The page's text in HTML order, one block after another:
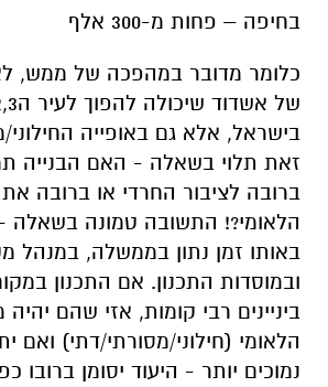
בחיפה – פחות מ-300 אלף
כלומר מדובר במהפכה של ממש,
בישראל, אלא גם באופייה
זאת תלוי בשאלה - האם הבנייה
ברובה לציבור החרדי או ברובה את
הלאומי?! התשובה טמונה בשאלה
באותו זמן נתון בממשלה, במנהל
ובמוסדות התכנון. אם התכנון
ביניינים רבי קומות, אזי שהם יהיה
הלאומי (חילוני/מסורתי/דתי) ואם
נמוכים יותר - היעוד יסומן ברובו